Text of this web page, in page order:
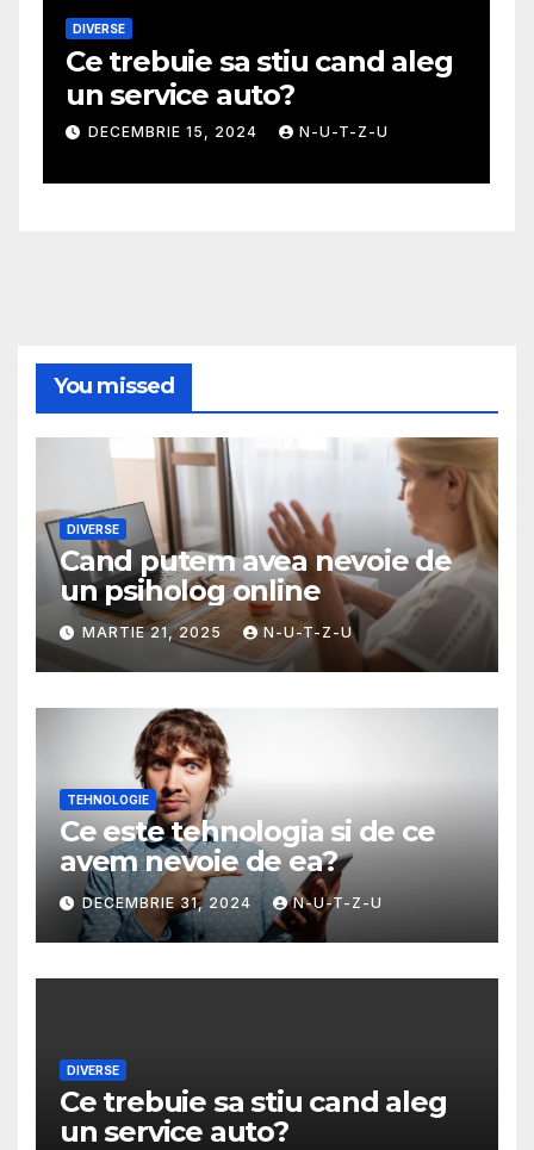
DIVERSE
Ce trebuie sa stiu cand aleg
un service auto?
DECEMBRIE 15, 2024 N-U-T-Z-U
You missed
DIVERSE
Cand putem avea nevoie de
un psiholog online
MARTIE 21, 2025 N-U-T-Z-U
TEHNOLOGIE
Ce este tehnologia si de ce
avem nevoie de ea?
DECEMBRIE 31, 2024 N-U-T-Z-U
DIVERSE
Ce trebuie sa stiu cand aleg
un service auto?